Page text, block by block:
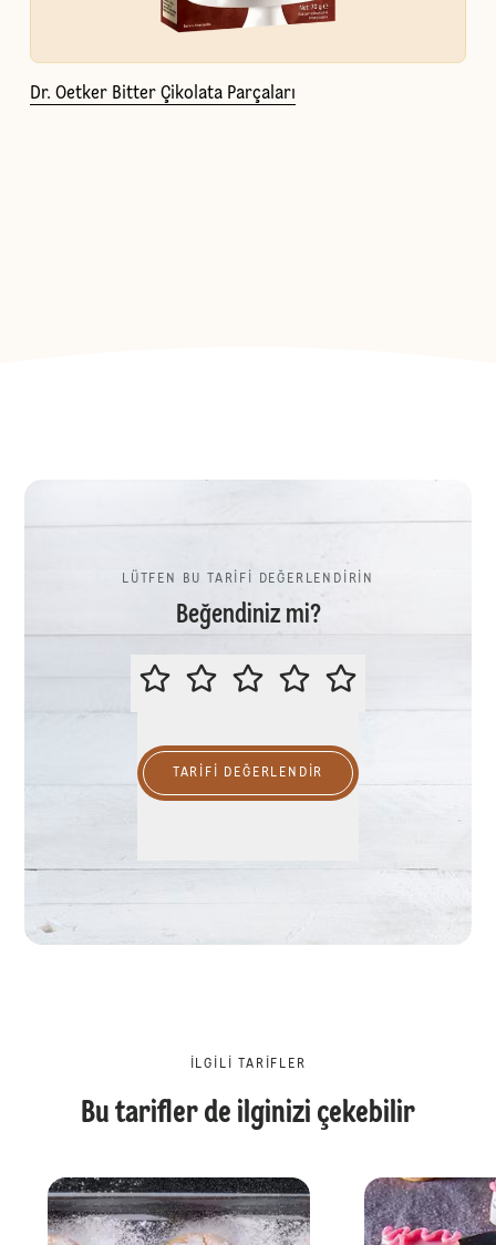
Dr. Oetker Bitter Çikolata Parçaları
LÜTFEN BU TARİFİ DEĞERLENDİRİN
Beğendiniz mi?
LÜTFEN BU TARİFİ
TARIFI DEĞERLENDİR
İLGILI TARIFLER
Bu tarifler de ilginizi çekebilir